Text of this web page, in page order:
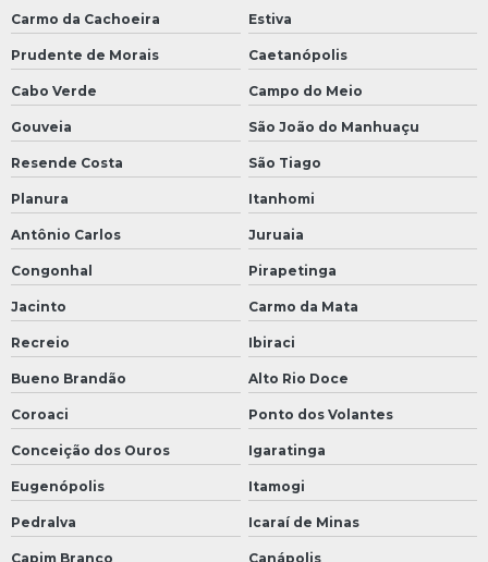
Carmo da Cachoeira Estiva
Prudente de Morais Caetanópolis
Cabo Verde Campo do Meio
Gouveia São João do Manhuaçu
Resende Costa São Tiago
Planura Itanhomi
Antônio Carlos Juruaia
Congonhal Pirapetinga
Jacinto Carmo da Mata
Recreio Ibiraci
Bueno Brandão Alto Rio Doce
Coroaci Ponto dos Volantes
Conceição dos Ouros Igaratinga
Eugenópolis Itamogi
Pedralva Icaraí de Minas
Capim Branco Canápolis